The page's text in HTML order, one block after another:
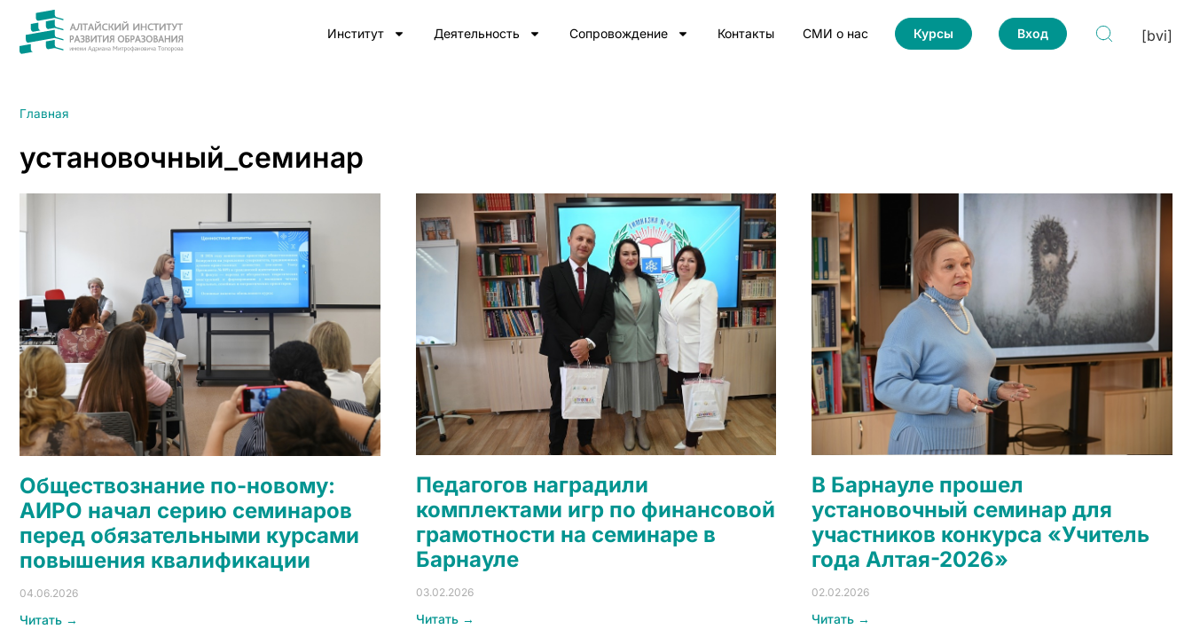
Институт Деятельность Сопровождение Контакты СМИ о нас Курсы Вход [bvi]
Главная
установочный_семинар
Обществознание по-новому:
АИРО начал серию семинаров
перед обязательными курсами
повышения квалификации
04.06.2026
Читать →
Педагогов наградили
комплектами игр по финансовой
грамотности на семинаре в
Барнауле
03.02.2026
Читать →
В Барнауле прошел
установочный семинар для
участников конкурса «Учитель
года Алтая-2026»
02.02.2026
Читать →